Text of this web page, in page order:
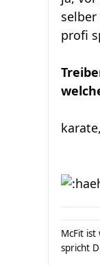
profi
McFit
spricht